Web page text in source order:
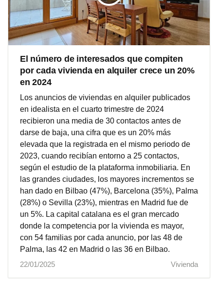
El número de interesados que compiten
por cada vivienda en alquiler crece un 20%
en 2024
Los anuncios de viviendas en alquiler publicados
en idealista en el cuarto trimestre de 2024
recibieron una media de 30 contactos antes de
darse de baja, una cifra que es un 20% más
elevada que la registrada en el mismo periodo de
2023, cuando recibían entorno a 25 contactos,
según el estudio de la plataforma inmobiliaria. En
las grandes ciudades, los mayores incrementos se
han dado en Bilbao (47%), Barcelona (35%), Palma
(28%) o Sevilla (23%), mientras en Madrid fue de
un 5%. La capital catalana es el gran mercado
donde la competencia por la vivienda es mayor,
con 54 familias por cada anuncio, por las 48 de
Palma, las 42 en Madrid o las 36 en Bilbao.
22/01/2025
Vivienda